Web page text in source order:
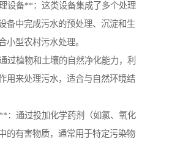
设备**：这类设备集成了多个处理
备中完成污水的预处理、沉淀和生
小型农村污水处理。
过植物和土壤的自然净化能力，利
用来处理污水，适合与自然环境结
：通过投加化学药剂（如氯、氧化
的有害物质，通常用于特定污染物